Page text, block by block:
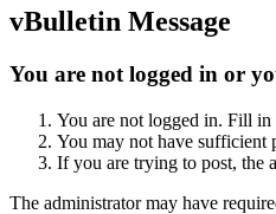
vBulletin Message
You are not logged in or
You are not logged in. Fill in
You may not have sufficient
If you are trying to post, the
The administrator may have